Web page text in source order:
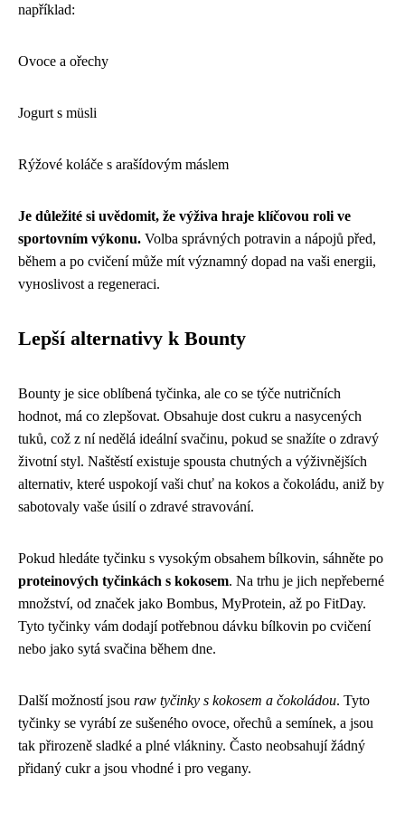
například:
Ovoce a ořechy
Jogurt s müsli
Rýžové koláče s arašídovým máslem
Je důležité si uvědomit, že výživa hraje klíčovou roli ve
sportovním výkonu. Volba správných potravin a nápojů před,
během a po cvičení může mít významný dopad na vaši energii,
vyноslivost a regeneraci.
Lepší alternativy k Bounty
Bounty je sice oblíbená tyčinka, ale co se týče nutričních
hodnot, má co zlepšovat. Obsahuje dost cukru a nasycených
tuků, což z ní nedělá ideální svačinu, pokud se snažíte o zdravý
životní styl. Naštěstí existuje spousta chutných a výživnějších
alternativ, které uspokojí vaši chuť na kokos a čokoládu, aniž by
sabotovaly vaše úsilí o zdravé stravování.
Pokud hledáte tyčinku s vysokým obsahem bílkovin, sáhněte po
proteinových tyčinkách s kokosem. Na trhu je jich nepřeberné
množství, od značek jako Bombus, MyProtein, až po FitDay.
Tyto tyčinky vám dodají potřebnou dávku bílkovin po cvičení
nebo jako sytá svačina během dne.
Další možností jsou raw tyčinky s kokosem a čokoládou. Tyto
tyčinky se vyrábí ze sušeného ovoce, ořechů a semínek, a jsou
tak přirozeně sladké a plné vlákniny. Často neobsahují žádný
přidaný cukr a jsou vhodné i pro vegany.